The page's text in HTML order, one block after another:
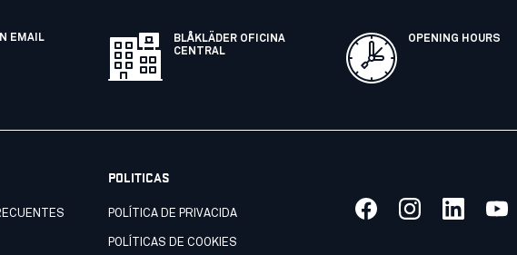
EMAIL
BLÅKLÄDER OFICINA
CENTRAL
OPENING HOURS
POLITICAS
POLÍTICA DE PRIVACIDA
POLÍTICAS DE COOKIES